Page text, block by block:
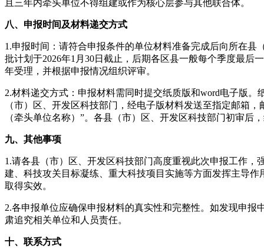
且三年内牵头单位不得组建或作为核心层参与其他联合体。
八、申报时间及材料递交方式
1.申报时间：请符合申报条件的单位材料准备完成后向所在县
批计划于2026年1月30日截止，后期各区县一般每个季度最后
年受理，并根据申报情况组织评审。
2.材料递交方式：申报材料需同时提交纸质版和word电子版。
（市）区、开发区科技部门，经电子版材料发送至指定邮箱
（牵头单位名称）”。各县（市）区、开发区科技部门初审后
九、其他事项
1.请各县（市）区、开发区科技部门高度重视此次申报工作，
建、科技攻关目标凝练、重大科技项目实施等方面发挥主导
取得实效。
2.各申报单位应确保申报材料的真实性和完整性。如发现申报
肃追究相关单位和人员责任。
十、联系方式